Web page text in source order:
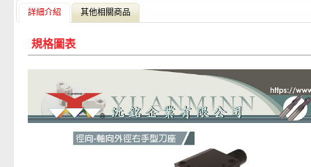
詳細介紹 其他相關商品
規格圖表